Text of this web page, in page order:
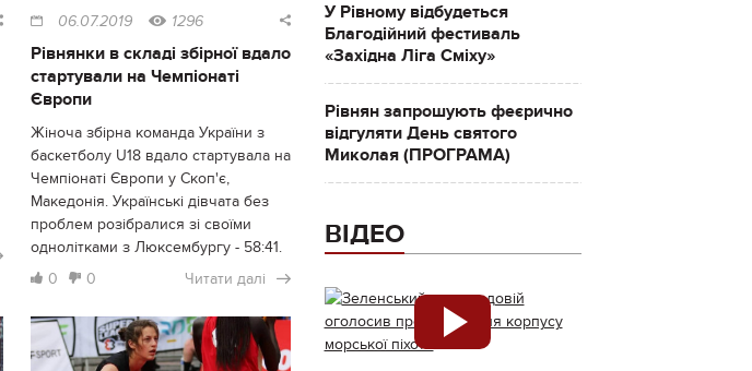
06.07.2019 1296
Рівнянки в складі збірної вдало
стартували на Чемпіонаті
Європи
Жіноча збірна команда України з
баскетболу U18 вдало стартувала на
Чемпіонаті Європи у Скоп'є,
Македонія. Українські дівчата без
проблем розібралися зі своїми
однолітками з Люксембургу - 58:41.
0
0 Читати далі
У Рівному відбудеться
Благодійний фестиваль
«Західна Ліга Сміху»
Рівнян запрошують феєрично
відгуляти День святого
Миколая (ПРОГРАМА)
ВІДЕО